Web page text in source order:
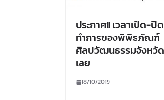
ประกาศ!! เวลาเปิด-ปิด
ทำการของพิพิธภัณฑ์
ศิลปวัฒนธรรมจังหวัด
เลย
18/10/2019